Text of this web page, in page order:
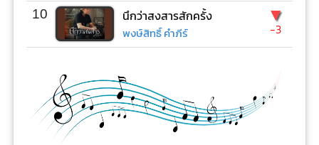
10 นึกว่าสงสารสักครั้ง
พงษ์สิทธิ์ คำภีร์
▼
-3